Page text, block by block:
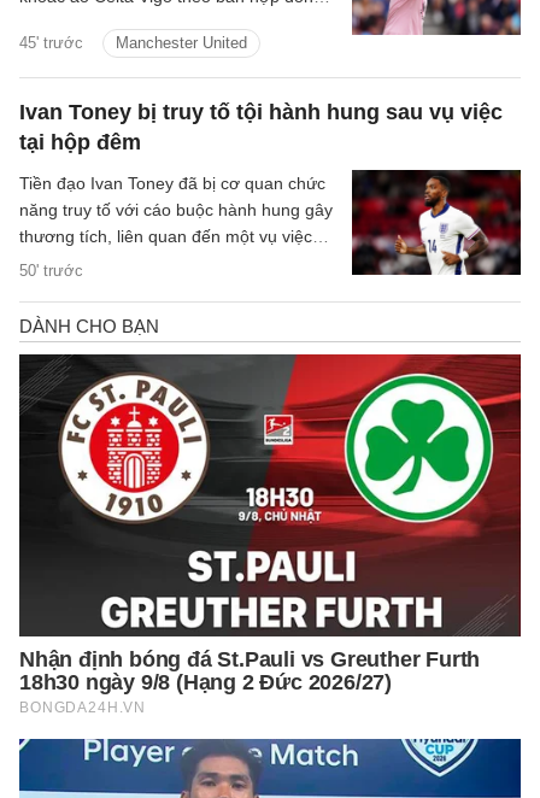
45' trước Manchester United
Ivan Toney bị truy tố tội hành hung sau vụ việc
tại hộp đêm
50' trước
Tiền đạo Ivan Toney đã bị cơ quan chức
năng truy tố với cáo buộc hành hung gây
thương tích, liên quan đến một vụ việc
xảy ra tại hộp đêm vào tháng 12/2025.